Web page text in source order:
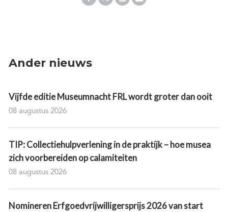
Ander nieuws
Vijfde editie Museumnacht FRL wordt groter dan ooit
08 augustus 2026
TIP: Collectiehulpverlening in de praktijk – hoe musea
zich voorbereiden op calamiteiten
08 augustus 2026
Nomineren Erfgoedvrijwilligersprijs 2026 van start